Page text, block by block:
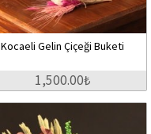
Kocaeli Gelin Çiçeği Buketi
1,500.00₺